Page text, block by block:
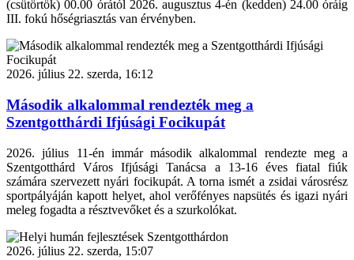
(csütörtök) 00.00 órától 2026. augusztus 4-én (kedden) 24.00 óráig
III. fokú hőségriasztás van érvényben.
2026. július 22. szerda, 16:12
Második alkalommal rendezték meg a
Szentgotthárdi Ifjúsági Focikupát
2026. július 11-én immár második alkalommal rendezte meg a
Szentgotthárd Város Ifjúsági Tanácsa a 13-16 éves fiatal fiúk
számára szervezett nyári focikupát. A torna ismét a zsidai városrész
sportpályáján kapott helyet, ahol verőfényes napsütés és igazi nyári
meleg fogadta a résztvevőket és a szurkolókat.
2026. július 22. szerda, 15:07